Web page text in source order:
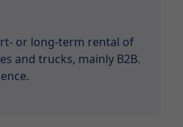
or long-term rental of
and trucks, mainly B2B.